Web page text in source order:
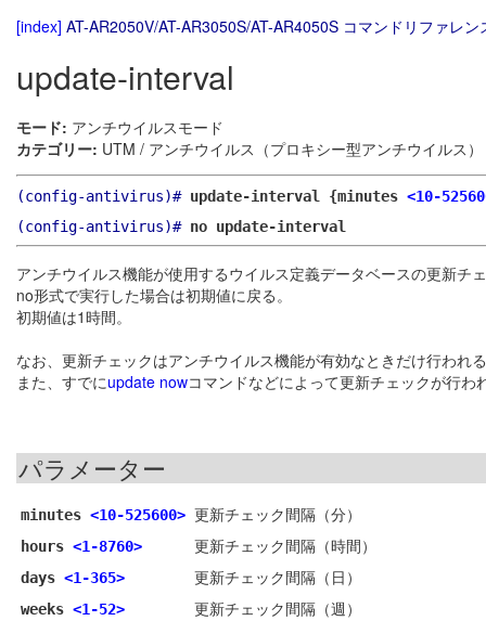
[index] AT-AR2050V/AT-AR3050S/AT-AR4050S コマンドリファレン
update-interval
モード: アンチウイルスモード
カテゴリー: UTM / アンチウイルス（プロキシー型アンチウイルス）
(config-antivirus)# update-interval {minutes <10-
(config-antivirus)# no update-interval
アンチウイルス機能が使用するウイルス定義データベースの更新チ
no形式で実行した場合は初期値に戻る。
初期値は1時間。
なお、更新チェックはアンチウイルス機能が有効なときだけ行われ
また、すでにupdate nowコマンドなどによって更新チェックが行
パラメーター
minutes <10-525600> 更新チェック間隔（分）
hours <1-8760> 更新チェック間隔（時間）
days <1-365> 更新チェック間隔（日）
weeks <1-52> 更新チェック間隔（週）